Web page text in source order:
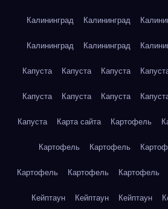
Калининград Калининград
Калининград Калининград
Капуста Капуста Капуста
Капуста Капуста Капуста
Капуста Карта сайта Картофель
Картофель Картофель
Картофель Картофель Картофель
Кейптаун Кейптаун Кейптаун